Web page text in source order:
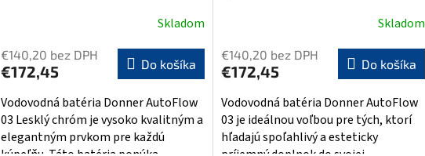
Skladom
€140,20 bez DPH
€172,45 Do košíka
Vodovodná batéria Donner AutoFlow
03 Lesklý chróm je vysoko kvalitným a
elegantným prvkom pre každú
Skladom
€140,20 bez DPH
€172,45 Do košíka
Vodovodná batéria Donner AutoFlow
03 je ideálnou voľbou pre tých, ktorí
hľadajú spoľahlivý a esteticky